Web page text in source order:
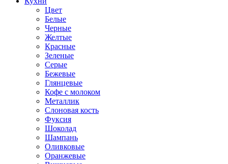
Цвет
Белые
Черные
Желтые
Красные
Зеленые
Серые
Бежевые
Глянцевые
Кофе с молоком
Металлик
Слоновая кость
Фуксия
Шоколад
Шампань
Оливковые
Оранжевые